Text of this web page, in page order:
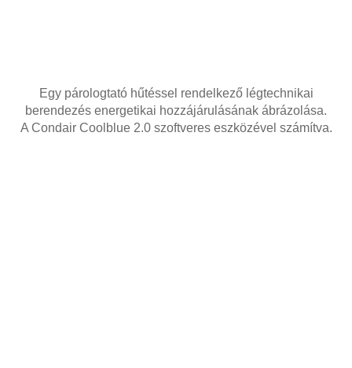
Egy párologtató hűtéssel rendelkező légtechnikai
berendezés energetikai hozzájárulásának ábrázolása.
A Condair Coolblue 2.0 szoftveres eszközével számítva.